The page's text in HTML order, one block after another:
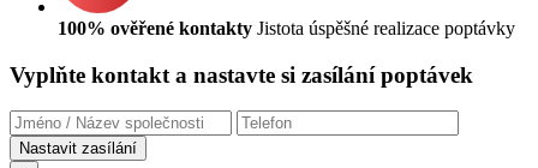
100% ověřené kontakty Jistota úspěšné realizace poptávky
Vyplňte kontakt a nastavte si zasílání poptávek